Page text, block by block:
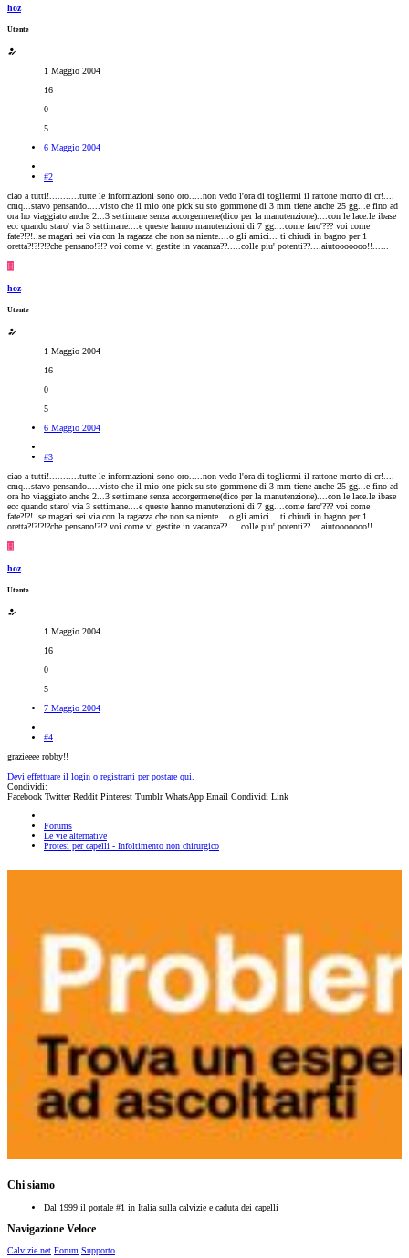
hoz
Utente
1 Maggio 2004
16
0
5
6 Maggio 2004
#2
ciao a tutti!...........tutte le informazioni sono oro.....non vedo l'ora di togliermi il rattone morto di cr!....
cmq...stavo pensando.....visto che il mio one pick su sto gommone di 3 mm tiene anche 25 gg...e fino ad
ora ho viaggiato anche 2...3 settimane senza accorgermene(dico per la manutenzione)....con le lace.le ibase
ecc quando staro' via 3 settimane....e queste hanno manutenzioni di 7 gg....come faro'??? voi come
fate?!?!..se magari sei via con la ragazza che non sa niente....o gli amici... ti chiudi in bagno per 1
oretta?!?!?!?che pensano!?!? voi come vi gestite in vacanza??.....colle piu' potenti??....aiutooooooo!!......
H
hoz
Utente
1 Maggio 2004
16
0
5
6 Maggio 2004
#3
ciao a tutti!...........tutte le informazioni sono oro.....non vedo l'ora di togliermi il rattone morto di cr!....
cmq...stavo pensando.....visto che il mio one pick su sto gommone di 3 mm tiene anche 25 gg...e fino ad
ora ho viaggiato anche 2...3 settimane senza accorgermene(dico per la manutenzione)....con le lace.le ibase
ecc quando staro' via 3 settimane....e queste hanno manutenzioni di 7 gg....come faro'??? voi come
fate?!?!..se magari sei via con la ragazza che non sa niente....o gli amici... ti chiudi in bagno per 1
oretta?!?!?!?che pensano!?!? voi come vi gestite in vacanza??.....colle piu' potenti??....aiutooooooo!!......
H
hoz
Utente
1 Maggio 2004
16
0
5
7 Maggio 2004
#4
grazieeee robby!!
Devi effettuare il login o registrarti per postare qui.
Condividi:
Facebook Twitter Reddit Pinterest Tumblr WhatsApp Email Condividi Link
Forums
Le vie alternative
Protesi per capelli - Infoltimento non chirurgico
Chi siamo
Dal 1999 il portale #1 in Italia sulla calvizie e caduta dei capelli
Navigazione Veloce
Calvizie.net Forum Supporto